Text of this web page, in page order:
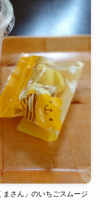
さん」のいちごスムージ